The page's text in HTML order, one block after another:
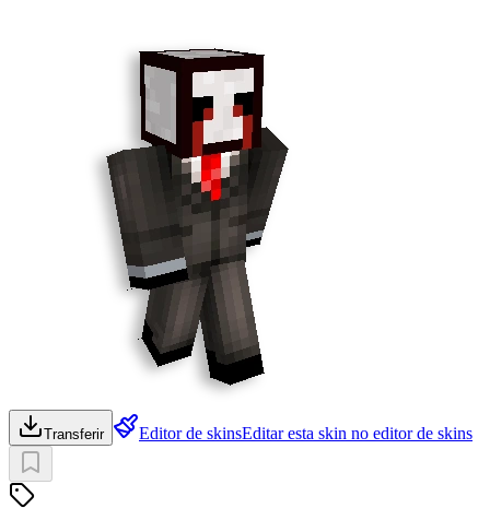
Transferir Editor de skinsEditar esta skin no editor de skins